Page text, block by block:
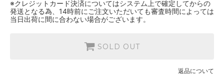
※クレジットカード決済についてはシステム上で確定してからの
発送となる為、14時前にご注文いただいても審査時間によっては
当日出荷に間に合わない場合がございます。
SOLD OUT
返品について